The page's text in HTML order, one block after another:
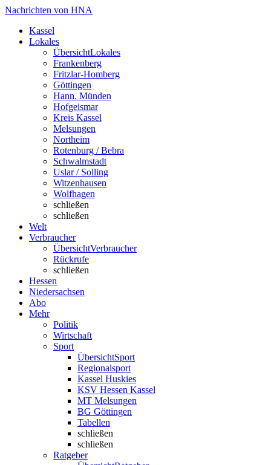
Nachrichten von HNA
Kassel
Lokales
ÜbersichtLokales
Frankenberg
Fritzlar-Homberg
Göttingen
Hann. Münden
Hofgeismar
Kreis Kassel
Melsungen
Northeim
Rotenburg / Bebra
Schwalmstadt
Uslar / Solling
Witzenhausen
Wolfhagen
schließen
schließen
Welt
Verbraucher
ÜbersichtVerbraucher
Rückrufe
schließen
Hessen
Niedersachsen
Abo
Mehr
Politik
Wirtschaft
Sport
ÜbersichtSport
Regionalsport
Kassel Huskies
KSV Hessen Kassel
MT Melsungen
BG Göttingen
Tabellen
schließen
schließen
Ratgeber